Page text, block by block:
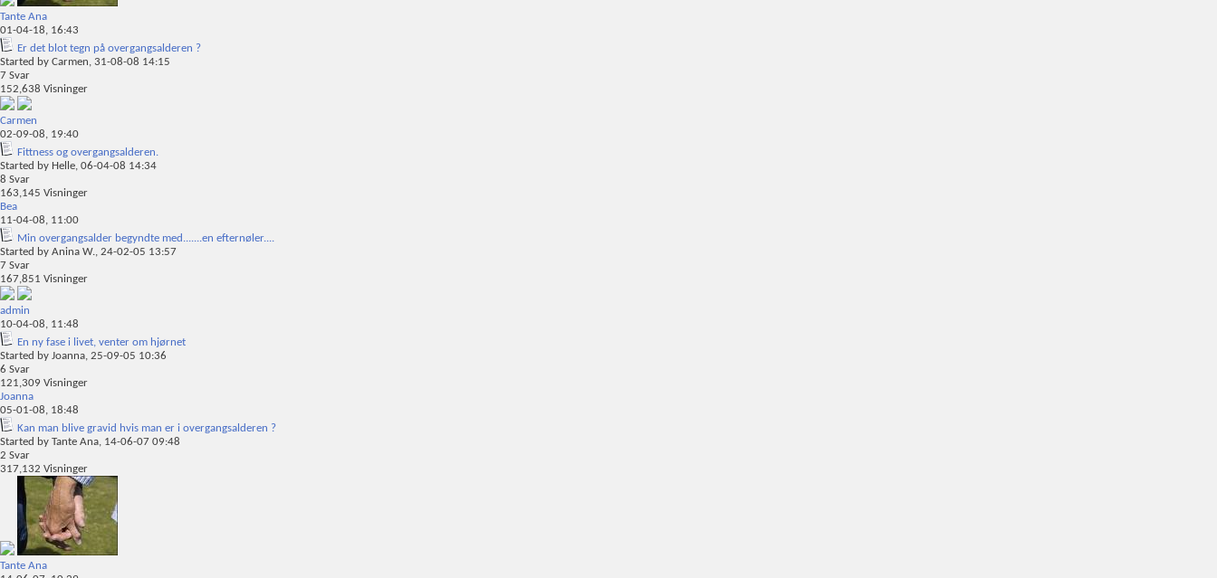
Tante Ana
01-04-18, 16:43
Er det blot tegn på overgangsalderen ?
Started by Carmen, 31-08-08 14:15
7 Svar
152,638 Visninger
Carmen
02-09-08, 19:40
Fittness og overgangsalderen.
Started by Helle, 06-04-08 14:34
8 Svar
163,145 Visninger
Bea
11-04-08, 11:00
Min overgangsalder begyndte med.......en efternøler....
Started by Anina W., 24-02-05 13:57
7 Svar
167,851 Visninger
admin
10-04-08, 11:48
En ny fase i livet, venter om hjørnet
Started by Joanna, 25-09-05 10:36
6 Svar
121,309 Visninger
Joanna
05-01-08, 18:48
Kan man blive gravid hvis man er i overgangsalderen ?
Started by Tante Ana, 14-06-07 09:48
2 Svar
317,132 Visninger
Tante Ana